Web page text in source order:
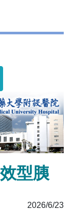
型胰
2026/6/23